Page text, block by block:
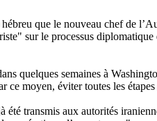
hébreu que le nouveau chef de
sur le processus
quelques semaines à
ce moyen, éviter toutes les
été transmis aux autorités